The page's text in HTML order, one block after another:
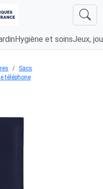
Hygiène et soinsJeux,
Sacs
téléphone